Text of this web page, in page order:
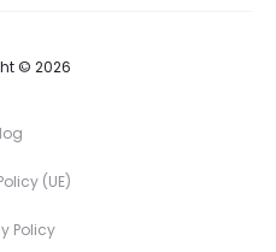
© 2026
(UE)
Policy